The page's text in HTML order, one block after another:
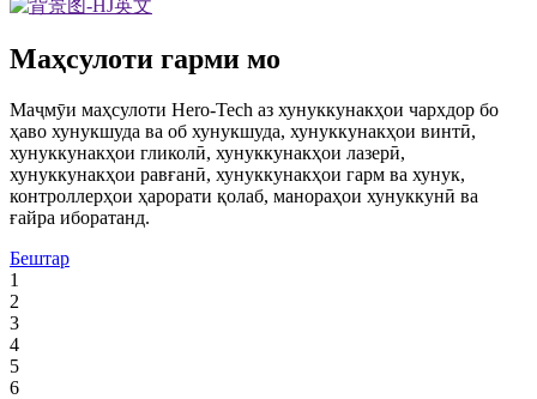
Маҳсулоти гарми мо
Маҷмӯи маҳсулоти Hero-Tech аз хунуккунакҳои чархдор бо
ҳаво хунукшуда ва об хунукшуда, хунуккунакҳои винтӣ,
хунуккунакҳои гликолӣ, хунуккунакҳои лазерӣ,
хунуккунакҳои равғанӣ, хунуккунакҳои гарм ва хунук,
контроллерҳои ҳарорати қолаб, манораҳои хунуккунӣ ва
ғайра иборатанд.
Бештар
1
2
3
4
5
6